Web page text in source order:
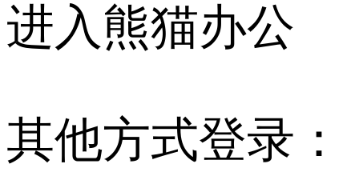
进入熊猫办公
其他方式登录：